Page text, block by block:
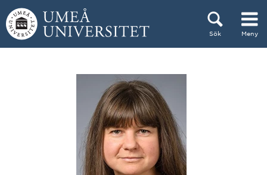
Hoppa direkt till innehållet
Sök Meny